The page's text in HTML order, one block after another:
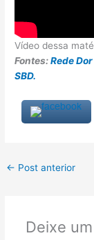
Vídeo dessa
Fontes:Rede
SBD.
← Post anterior
Deixe